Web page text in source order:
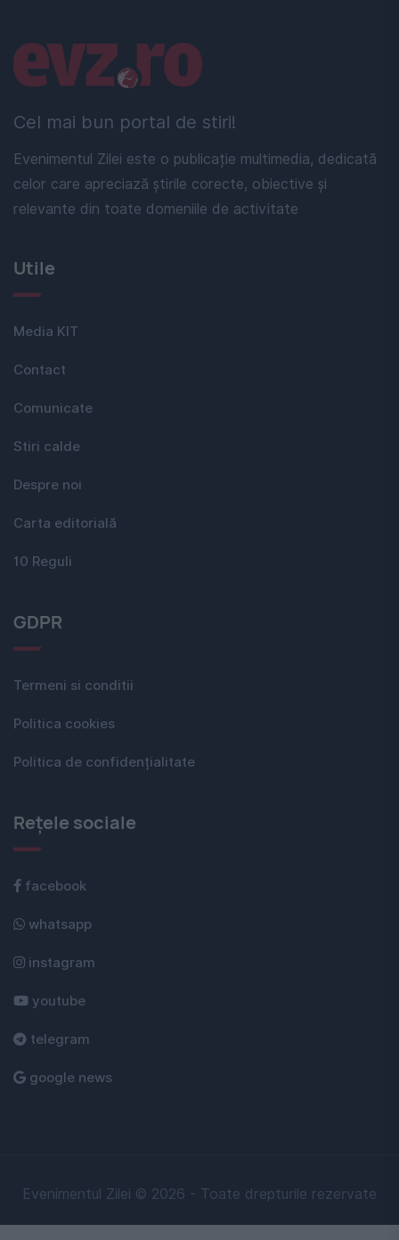
Cel mai bun portal de stiri!
Evenimentul Zilei este o publicație multimedia, dedicată
celor care apreciază știrile corecte, obiective și
relevante din toate domeniile de activitate
Linkuri utile
Utile
Media KIT
Contact
Comunicate
Stiri calde
Despre noi
Carta editorială
10 Reguli
GDPR
Termeni si conditii
Politica cookies
Politica de confidențialitate
Rețele sociale
facebook
whatsapp
instagram
youtube
telegram
google news
Evenimentul Zilei © 2026 - Toate drepturile rezervate